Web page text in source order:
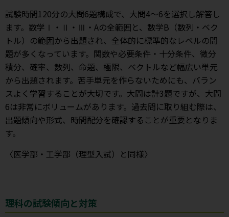
試験時間120分の大問6題構成で、大問4～6を選択し解答し
ます。数学Ⅰ・Ⅱ・Ⅲ・Aの全範囲と、数学B（数列・ベク
トル）の範囲から出題され、全体的に標準的なレベルの問
題が多くなっています。関数や必要条件・十分条件、微分
積分、確率、数列、命題、極限、ベクトルなど幅広い単元
から出題されます。苦手単元を作らないためにも、バラン
スよく学習することが大切です。大問は計3題ですが、大問
6は非常にボリュームがあります。過去問に取り組む際は、
出題傾向や形式、時間配分を確認することが重要となりま
す。
〈医学部・工学部（理型入試）と同様〉
理科の試験傾向と対策